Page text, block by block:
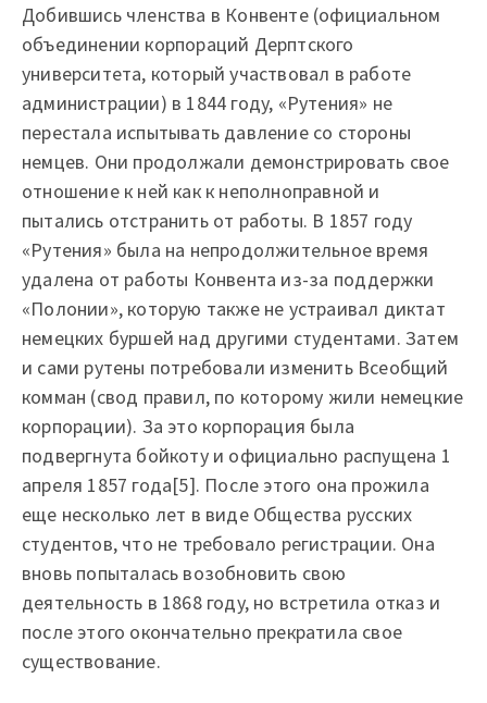
Добившись членства в Конвенте (официальном
объединении корпораций Дерптского
университета, который участвовал в работе
администрации) в 1844 году, «Рутения» не
перестала испытывать давление со стороны
немцев. Они продолжали демонстрировать свое
отношение к ней как к неполноправной и
пытались отстранить от работы. В 1857 году
«Рутения» была на непродолжительное время
удалена от работы Конвента из-за поддержки
«Полонии», которую также не устраивал диктат
немецких буршей над другими студентами. Затем
и сами рутены потребовали изменить Всеобщий
комман (свод правил, по которому жили немецкие
корпорации). За это корпорация была
подвергнута бойкоту и официально распущена 1
апреля 1857 года[5]. После этого она прожила
еще несколько лет в виде Общества русских
студентов, что не требовало регистрации. Она
вновь попыталась возобновить свою
деятельность в 1868 году, но встретила отказ и
после этого окончательно прекратила свое
существование.